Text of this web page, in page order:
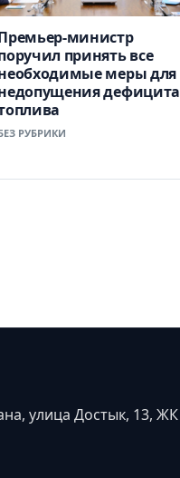
министр
принять все
меры для
дефицита
РУБРИКИ
улица Достык, 13, ЖК